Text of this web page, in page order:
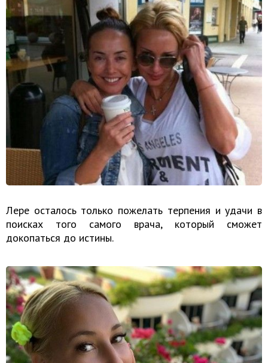
Лере осталось только пожелать терпения и удачи в
поисках того самого врача, который сможет
докопаться до истины.